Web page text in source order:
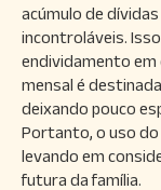
acúmulo de
incontroláveis.
endividamento em
mensal é
deixando pouco
Portanto, o uso do
levando em
futura da família.